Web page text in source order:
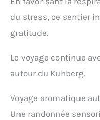
du stress, ce sentier
gratitude.
Le voyage continue
autour du Kuhberg.
Voyage aromatique
Une randonnée